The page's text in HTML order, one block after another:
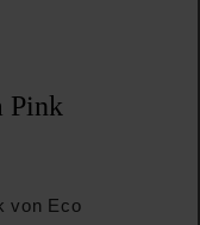
Pink
von Eco